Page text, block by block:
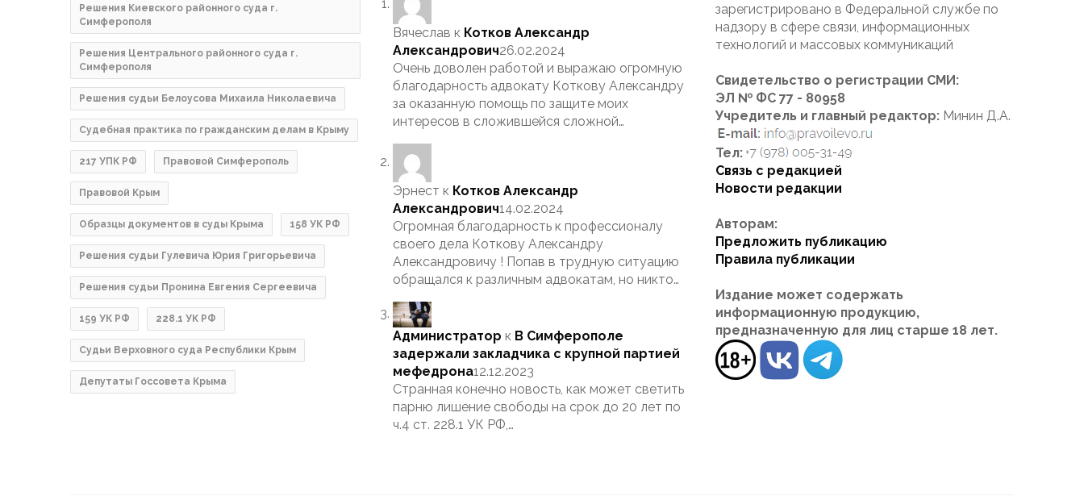
Решения Киевского районного суда г.
Симферополя
Решения Центрального районного суда г.
Симферополя
Решения судьи Белоусова Михаила Николаевича
Судебная практика по гражданским делам в Крыму
217 УПК РФ Правовой Симферополь
Правовой Крым
Образцы документов в суды Крыма 158 УК РФ
Решения судьи Гулевича Юрия Григорьевича
Решения судьи Пронина Евгения Сергеевича
159 УК РФ 228.1 УК РФ
Судьи Верховного суда Республики Крым
Депутаты Госсовета Крыма
Вячеслав к Котков Александр
Александрович26.02.2024
Очень доволен работой и выражаю огромную
благодарность адвокату Коткову Александру
за оказанную помощь по защите моих
интересов в сложившейся сложной…
Эрнест к Котков Александр
Александрович14.02.2024
Огромная благодарность к профессионалу
своего дела Коткову Александру
Александровичу ! Попав в трудную ситуацию
обращался к различным адвокатам, но никто…
Администратор к В Симферополе
задержали закладчика с крупной партией
мефедрона12.12.2023
Странная конечно новость, как может светить
парню лишение свободы на срок до 20 лет по
ч.4 ст. 228.1 УК РФ,…
зарегистрировано в Федеральной службе по
надзору в сфере связи, информационных
технологий и массовых коммуникаций
Свидетельство о регистрации СМИ:
ЭЛ № ФС 77 - 80958
Учредитель и главный редактор: Минин Д.А.
Тел:
Связь с редакцией
Новости редакции
Авторам:
Предложить публикацию
Правила публикации
Издание может содержать
информационную продукцию,
предназначенную для лиц старше 18 лет.